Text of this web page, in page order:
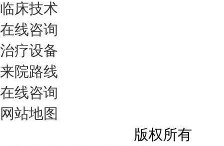
临床技术
在线咨询
治疗设备
来院路线
在线咨询
网站地图
版权所有